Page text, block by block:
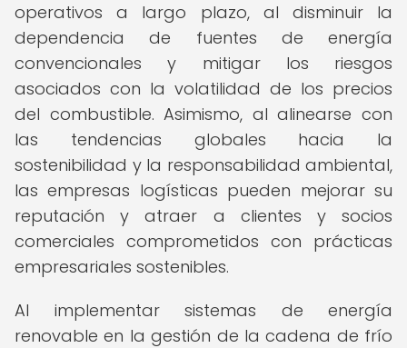
operativos a largo plazo, al disminuir la
dependencia de fuentes de energía
convencionales y mitigar los riesgos
asociados con la volatilidad de los precios
del combustible. Asimismo, al alinearse con
las tendencias globales hacia la
sostenibilidad y la responsabilidad ambiental,
las empresas logísticas pueden mejorar su
reputación y atraer a clientes y socios
comerciales comprometidos con prácticas
empresariales sostenibles.
Al implementar sistemas de energía
renovable en la gestión de la cadena de frío